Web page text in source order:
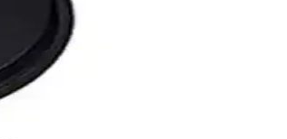
ile modern iletişim ihtiyaçlarını karşılar.
düzenli kontrol şarttır.